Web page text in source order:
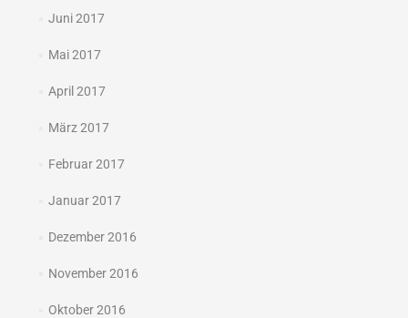
Juni 2017
Mai 2017
April 2017
März 2017
Februar 2017
Januar 2017
Dezember 2016
November 2016
Oktober 2016